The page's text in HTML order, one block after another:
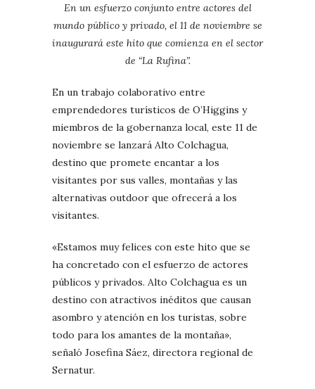
En un esfuerzo conjunto entre actores del
mundo público y privado, el 11 de noviembre se
inaugurará este hito que comienza en el sector
de “La Rufina”.
En un trabajo colaborativo entre
emprendedores turísticos de O’Higgins y
miembros de la gobernanza local, este 11 de
noviembre se lanzará Alto Colchagua,
destino que promete encantar a los
visitantes por sus valles, montañas y las
alternativas outdoor que ofrecerá a los
visitantes.
«Estamos muy felices con este hito que se
ha concretado con el esfuerzo de actores
públicos y privados. Alto Colchagua es un
destino con atractivos inéditos que causan
asombro y atención en los turistas, sobre
todo para los amantes de la montaña»,
señaló Josefina Sáez, directora regional de
Sernatur.